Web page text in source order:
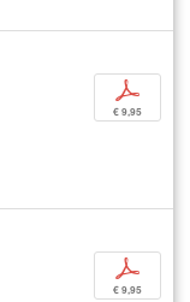
p
€ 9,95
p
€ 9,95